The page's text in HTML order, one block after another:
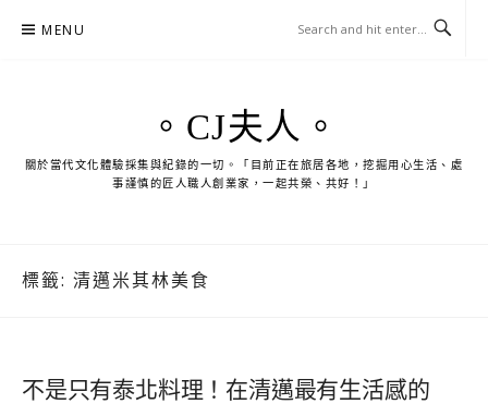
MENU
。CJ夫人。
關於當代文化體驗採集與紀錄的一切。「目前正在旅居各地，挖掘用心生活、處
事謹慎的匠人職人創業家，一起共榮、共好！」
標籤: 清邁米其林美食
不是只有泰北料理！在清邁最有生活感的